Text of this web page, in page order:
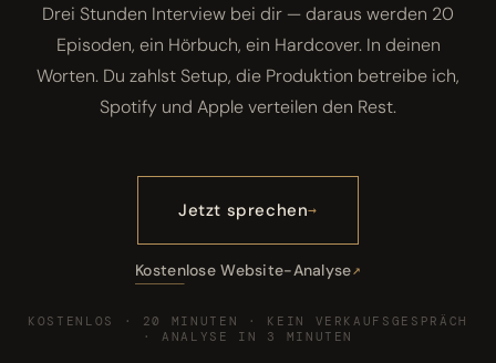
Drei Stunden Interview bei dir — daraus werden 20
Episoden, ein Hörbuch, ein Hardcover. In deinen
Worten. Du zahlst Setup, die Produktion betreibe ich,
Spotify und Apple verteilen den Rest.
Jetzt sprechen
Kostenlose Website-Analyse
KOSTENLOS · 20 MINUTEN · KEIN VERKAUFSGESPRÄCH
· ANALYSE IN 3 MINUTEN